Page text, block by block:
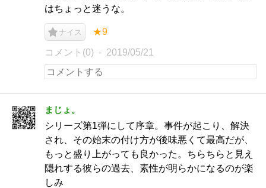
はちょっと迷うな。
ナイス ★9
コメント(0) 2019/05/21
まじょ。
シリーズ第1弾にして序章。事件が起こり、解決
され、その始末の付け方が後味悪くて最高だが、
もっと盛り上がっても良かった。ちらちらと見え
隠れする彼らの過去、素性が明らかになるのが楽
しみ